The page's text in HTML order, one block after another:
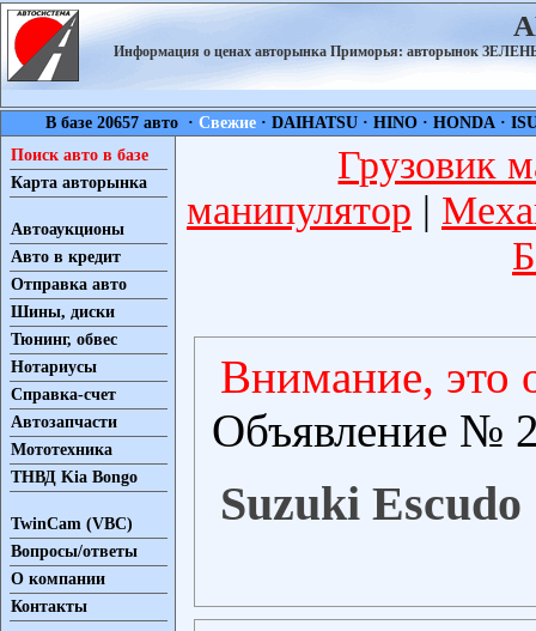
Информация о ценах авторынка Приморья: авторынок
В базе 20657 авто ·Свежие ·DAIHATSU ·HINO ·HONDA ·
Поиск авто в базе
Карта авторынка
Автоаукционы
Авто в кредит
Отправка авто
Шины, диски
Тюнинг, обвес
Нотариусы
Справка-счет
Автозапчасти
Мототехника
ТНВД Kia Bongo
TwinCam (VBC)
Вопросы/ответы
О компании
Контакты
Грузовик
манипулятор |
Внимание, это
Объявление №
Suzuki Escudo